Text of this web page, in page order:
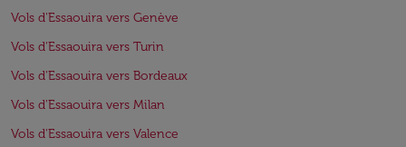
Vols d'Essaouira vers Genève
Vols d'Essaouira vers Turin
Vols d'Essaouira vers Bordeaux
Vols d'Essaouira vers Milan
Vols d'Essaouira vers Valence